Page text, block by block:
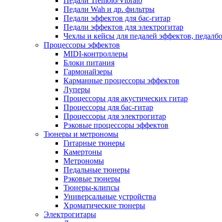
Педали Wah и др. фильтры
Педали эффектов для бас-гитар
Педали эффектов для электрогитар
Чехлы и кейсы для педалей эффектов,
Процессоры эффектов
MIDI-контроллеры
Блоки питания
Гармонайзеры
Карманные процессоры эффектов
Луперы
Процессоры для акустических гитар
Процессоры для бас-гитар
Процессоры для электрогитар
Рэковые процессоры эффектов
Тюнеры и метрономы
Гитарные тюнеры
Камертоны
Метрономы
Педальные тюнеры
Рэковые тюнеры
Тюнеры-клипсы
Универсальные устройства
Хроматические тюнеры
Электрогитары